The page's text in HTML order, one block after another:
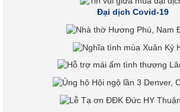
Đại dịch Covid-19